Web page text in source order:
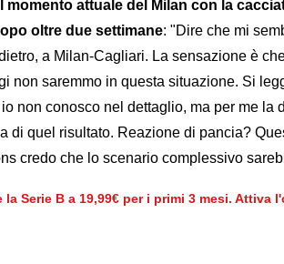
momento attuale del Milan con la
oltre due settimane: "Dire che mi
a Milan-Cagliari. La sensazione è
non saremmo in questa situazione. Si
non conosco nel dettaglio, ma per me la
di quel risultato. Reazione di pancia?
credo che lo scenario complessivo
la Serie B a 19,99€ per i primi 3 mesi. Attiva